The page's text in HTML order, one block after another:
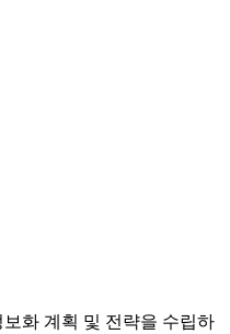
화 계획 및 전략을 수립하